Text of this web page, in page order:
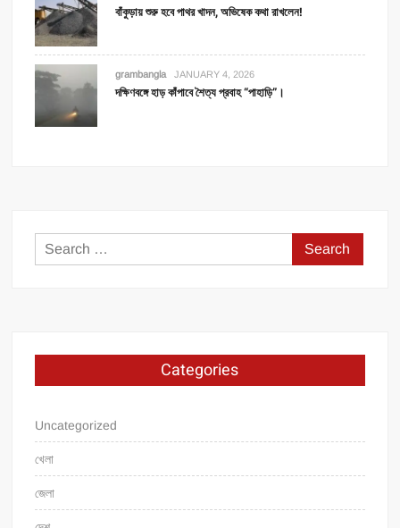
বাঁকুড়ায় শুরু হবে পাথর খাদন, অভিষেক কথা রাখলেন!
grambangla JANUARY 4, 2026
দক্ষিণবঙ্গে হাড় কাঁপাবে শৈত্য প্রবাহ “পাহাড়ি”।
Search
for:
Categories
Uncategorized
খেলা
জেলা